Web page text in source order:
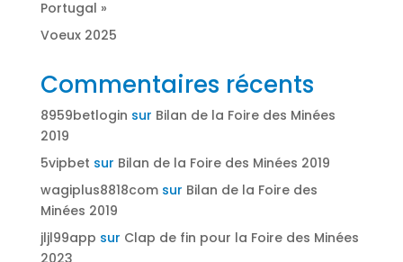
Portugal »
Voeux 2025
Commentaires récents
8959betlogin sur Bilan de la Foire des Minées
2019
5vipbet sur Bilan de la Foire des Minées 2019
wagiplus8818comsur Bilan de la Foire des
Minées 2019
jljl99app sur Clap de fin pour la Foire des Minées
2023